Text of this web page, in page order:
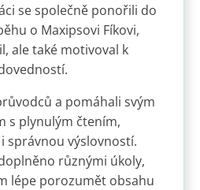
se společně ponořili do
o Maxipsovi Fíkovi,
ale také motivoval k
a pomáhali svým
s plynulým čtením,
správnou výslovností.
různými úkoly,
lépe porozumět obsahu